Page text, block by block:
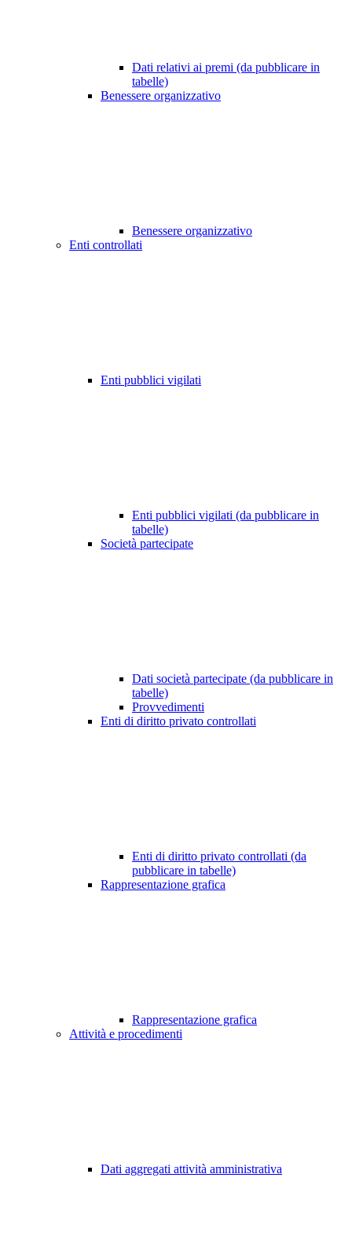
Dati relativi ai premi (da pubblicare in
tabelle)
Benessere organizzativo
Benessere organizzativo
Enti controllati
Enti pubblici vigilati
Enti pubblici vigilati (da pubblicare in
tabelle)
Società partecipate
Dati società partecipate (da pubblicare in
tabelle)
Provvedimenti
Enti di diritto privato controllati
Enti di diritto privato controllati (da
pubblicare in tabelle)
Rappresentazione grafica
Rappresentazione grafica
Attività e procedimenti
Dati aggregati attività amministrativa